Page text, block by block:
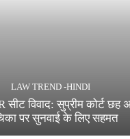
LAW TREND -HINDI
विवाद: सुप्रीम कोर्ट छह
पर सुनवाई के लिए सहमत